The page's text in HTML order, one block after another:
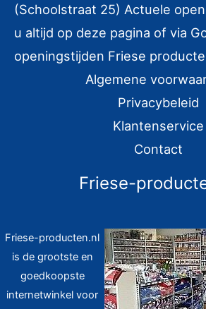
a
a
r
(Schoolstraat 25) Actuele
u altijd op deze pagina of via
openingstijden Friese
Algemene
Privacybeleid
Klantenservice
Contact
Friese-
Friese-producten.nl
is de grootste en
goedkoopste
internetwinkel voor